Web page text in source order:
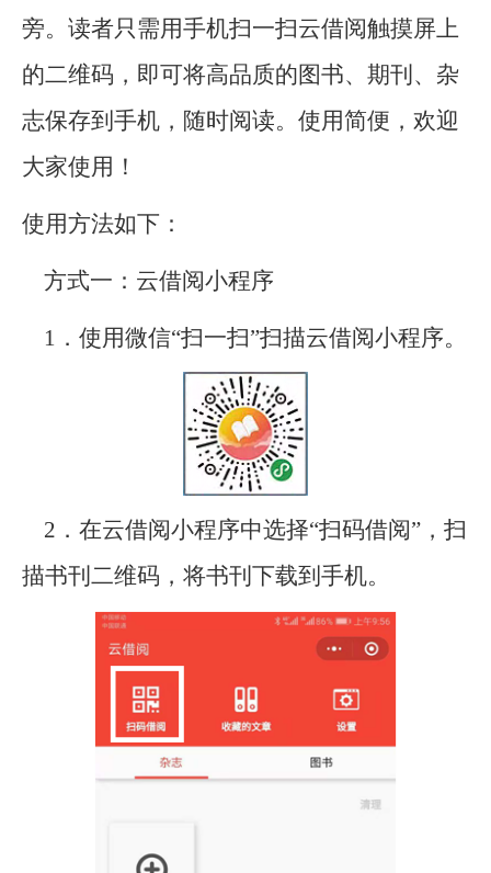
旁。读者只需用手机扫一扫云借阅触摸屏上
的二维码，即可将高品质的图书、期刊、杂
志保存到手机，随时阅读。使用简便，欢迎
大家使用！
使用方法如下：
方式一：云借阅小程序
1．使用微信“扫一扫”扫描云借阅小程序。
2．在云借阅小程序中选择“扫码借阅”，扫
描书刊二维码，将书刊下载到手机。